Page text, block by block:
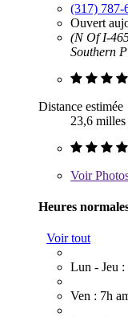
(317) 787-
Ouvert
(N Of I-
Southern
Distance estimée
23,6 milles
Voir
Heures
Voir tout
Lun - Jeu :
Ven : 7h